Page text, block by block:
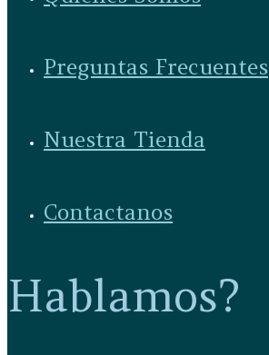
Preguntas Frecuentes
Nuestra Tienda
Contactanos
Hablamos?